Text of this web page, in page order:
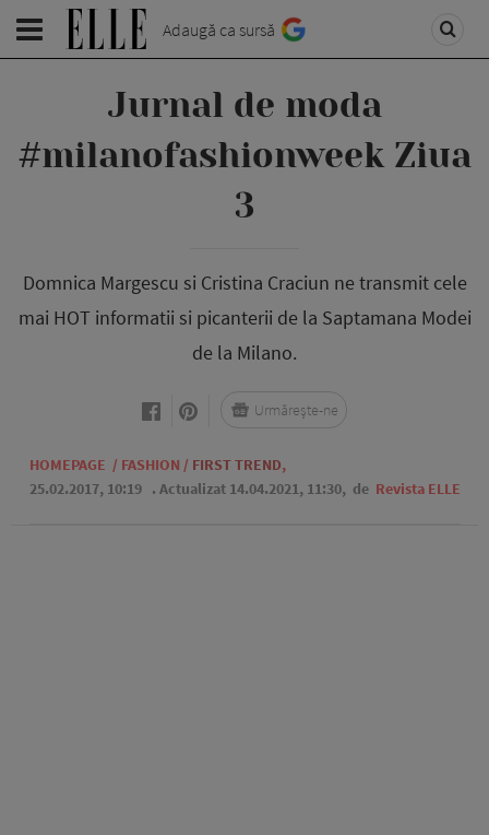
Adaugă ca sursă
Jurnal de moda
#milanofashionweek Ziua
3
Domnica Margescu si Cristina Craciun ne transmit cele
mai HOT informatii si picanterii de la Saptamana Modei
de la Milano.
HOMEPAGE / FASHION / FIRST TREND,
25.02.2017, 10:19 . Actualizat 14.04.2021, 11:30, de Revista ELLE
Urmărește-ne